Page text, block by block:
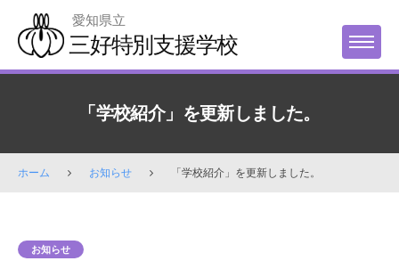
content
愛知県立
三好特別支援学校 MENU
「学校紹介」を更新しました。
ホーム お知らせ 「学校紹介」を更新しました。
お知らせ